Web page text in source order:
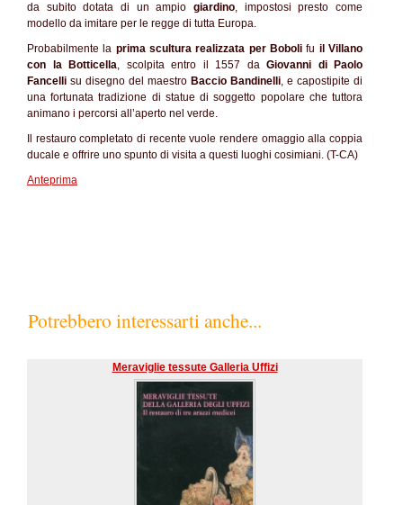
da subito dotata di un ampio giardino, impostosi presto come
modello da imitare per le regge di tutta Europa.
Probabilmente la prima scultura realizzata per Boboli fu il Villano
con la Botticella, scolpita entro il 1557 da Giovanni di Paolo
Fancelli su disegno del maestro Baccio Bandinelli, e capostipite di
una fortunata tradizione di statue di soggetto popolare che tuttora
animano i percorsi all’aperto nel verde.
Il restauro completato di recente vuole rendere omaggio alla coppia
ducale e offrire uno spunto di visita a questi luoghi cosimiani. (T-CA)
Anteprima
Potrebbero interessarti anche...
Meraviglie tessute Galleria Uffizi